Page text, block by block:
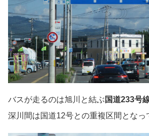
バスが走るのは旭川と結ぶ 国道233号
深川間は国道12号との重複区間となっ